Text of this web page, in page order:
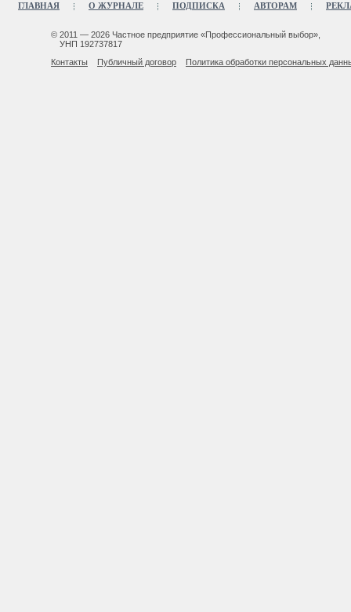
ГЛАВНАЯ О ЖУРНАЛЕ ПОДПИСКА АВТОРАМ
© 2011 — 2026 Частное предприятие «Профессиональный выбор»,
УНП 192737817
Контакты
Публичный договор Политика обработки персональных